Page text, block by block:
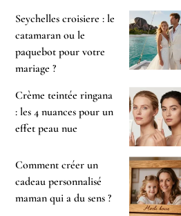
Seychelles croisiere : le
catamaran ou le
paquebot pour votre
mariage ?
Crème teintée ringana
: les 4 nuances pour un
effet peau nue
Comment créer un
cadeau personnalisé
maman qui a du sens ?